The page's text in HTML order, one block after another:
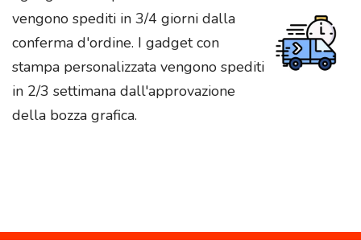
vengono spediti in 3/4 giorni dalla
conferma d'ordine. I gadget con
stampa personalizzata vengono spediti
in 2/3 settimana dall'approvazione
della bozza grafica.